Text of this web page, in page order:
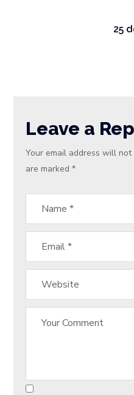
25
Leave a
Your email address will not
are marked*